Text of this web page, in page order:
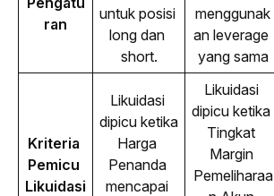
ran
untuk posisi
long dan
short.
menggunak
an leverage
yang sama
Kriteria
Pemicu
Likuidasi
Likuidasi
dipicu ketika
Harga
Penanda
mencapai
Likuidasi
dipicu ketika
Tingkat
Margin
Pemeliharaa